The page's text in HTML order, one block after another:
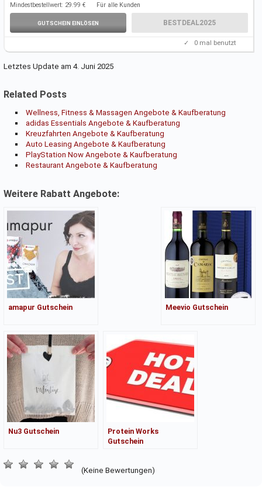
Mindestbestellwert: 29.99 € Für alle Kunden
GUTSCHEIN EINLÖSEN BESTDEAL2025
✓ 0 mal benutzt
Letztes Update am 4. Juni 2025
Related Posts
Wellness, Fitness & Massagen Angebote & Kaufberatung
adidas Essentials Angebote & Kaufberatung
Kreuzfahrten Angebote & Kaufberatung
Auto Leasing Angebote & Kaufberatung
PlayStation Now Angebote & Kaufberatung
Restaurant Angebote & Kaufberatung
Weitere Rabatt Angebote:
amapur Gutschein Meevio Gutschein
Nu3 Gutschein
Protein Works
Gutschein
(Keine Bewertungen)